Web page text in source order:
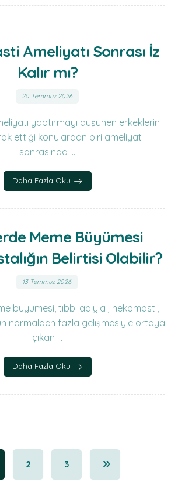
Ameliyatı Sonrası İz
Kalır mı?
20 Temmuz 2026
yaptırmayı düşünen erkeklerin
ettiği konulardan biri ameliyat
sonrasında ...
Daha Fazla Oku
Meme Büyümesi
Belirtisi Olabilir?
13 Temmuz 2026
büyümesi, tıbbi adıyla jinekomasti,
normalden fazla gelişmesiyle ortaya
çıkan ...
Daha Fazla Oku
2 3